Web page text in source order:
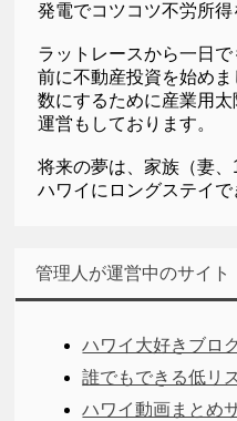
発電でコツコツ不労所得
ラットレースから一日
前に不動産投資を始め
数にするために産業用
運営もしております。
将来の夢は、家族（妻
ハワイにロングステイで
管理人が運営中のサイト
ハワイ大好きブロ
誰でもできる低リ
ハワイ動画まとめ